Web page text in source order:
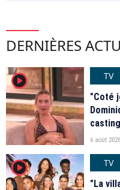
DERNIÈRES
player2
TV
"Coté
6 août 2026
player2
TV
"La